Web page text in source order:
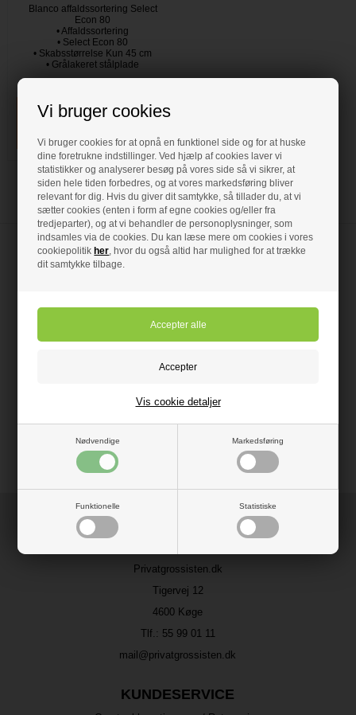
Vi bruger cookies
Vi bruger cookies for at opnå en funktionel side og for at huske
dine foretrukne indstillinger. Ved hjælp af cookies laver vi
statistikker og analyserer besøg på vores side så vi sikrer, at
siden hele tiden forbedres, og at vores markedsføring bliver
relevant for dig. Hvis du giver dit samtykke, så tillader du, at vi
sætter cookies (enten i form af egne cookies og/eller fra
tredjeparter), og at vi behandler de personoplysninger, som
indsamles via de cookies. Du kan læse mere om cookies i vores
cookiepolitik her, hvor du også altid har mulighed for at trække
dit samtykke tilbage.
Nødvendige Markedsføring
Funktionelle Statistiske
Vis cookie detaljer
Blanco affaldssortering Select
Econ 80
• Affaldssortering
• Select Econ 80
• Skabsstørrelse Kun 45 cm
• Grålakeret stålplade
Privatgrossisten.dk
Tigervej 12
4600 Køge
Tlf.: 55 99 01 11
mail@privatgrossisten.dk
KUNDESERVICE